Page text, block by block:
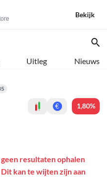
Bekijk
Uitleg Nieuws
€ 1,80%
resultaten ophalen
kan te wijten zijn aan